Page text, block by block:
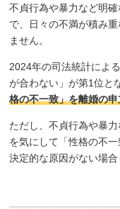
不貞行為や暴力など明
で、日々の不満が積み
ません。
2024年の司法統計によ
が合わない」が第1位と
格の不一致」を離婚の
ただし、不貞行為や暴
を気にして「性格の不
決定的な原因がない場